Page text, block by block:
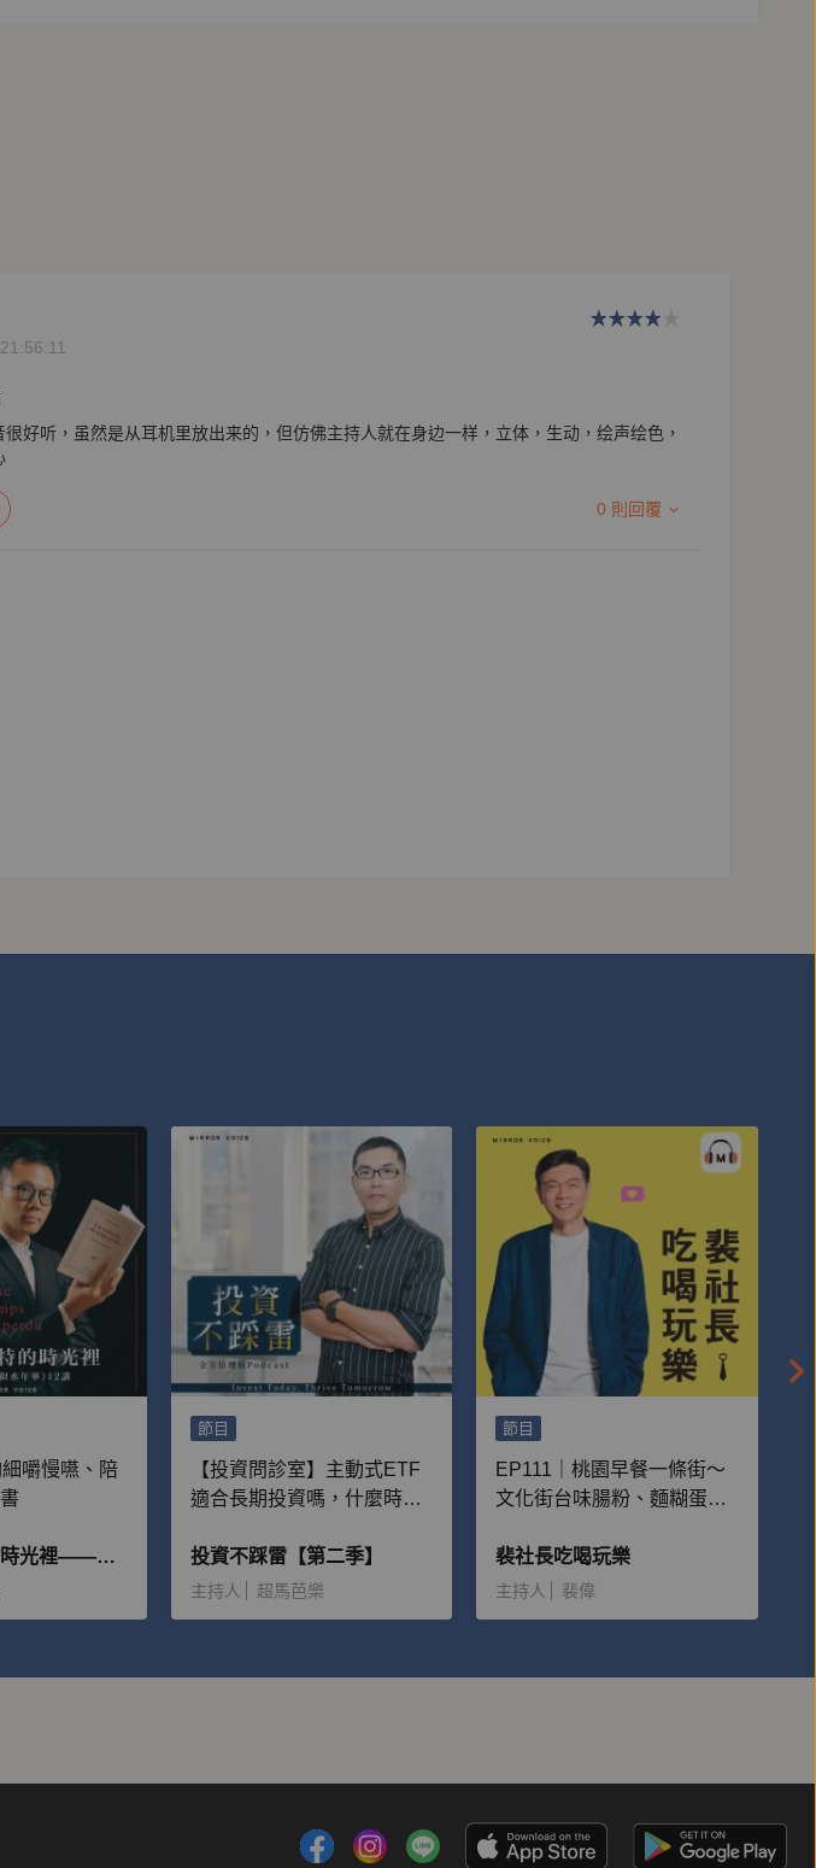
很好听，虽然是从耳机里放出来的，但仿佛主持人就在身边一样，立体，生动，绘声绘色，
0 則回覆
嚼慢嚥、陪
在普魯斯特的時光裡——朱嘉漢《追憶似水年華》12講
節目
【投資問診室】主動式ETF
適合長期投資嗎，什麼時候
投資不踩雷【第二季】
主持人 超馬芭樂
節目
EP111｜桃園早餐一條街～
文化街台味腸粉、麵糊蛋
裴社長吃喝玩樂
主持人 裴偉